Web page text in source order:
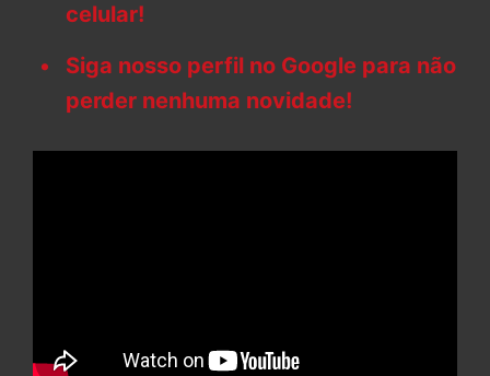
celular!
Siga nosso perfil no Google para não
perder nenhuma novidade!